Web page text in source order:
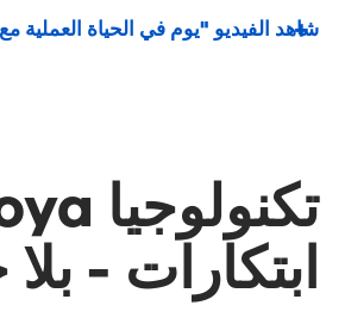
شاهد الفيديو "يوم في الحياة العملية مع Hoya"
ابتكارات -